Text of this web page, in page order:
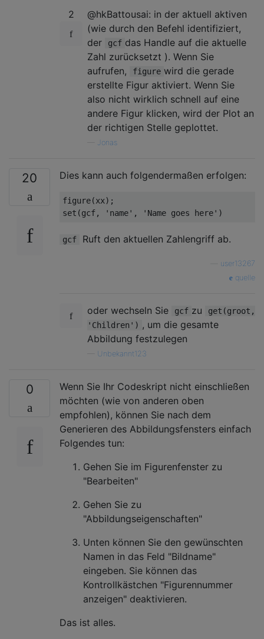
2
@hkBattousai: in der aktuell aktiven
(wie durch den Befehl identifiziert,
der
gcf das Handle auf die aktuelle
Zahl zurücksetzt ). Wenn Sie
aufrufen,
figure wird die gerade
erstellte Figur aktiviert. Wenn Sie
also nicht wirklich schnell auf eine
andere Figur klicken, wird der Plot an
der richtigen Stelle geplottet.
Jonas
20 Dies kann auch folgendermaßen erfolgen:
figure(xx);
set(gcf,
'name' , 'Name goes here'
gcf Ruft den aktuellen Zahlengriff ab.
user13267
quelle
oder wechseln Sie gcf zu
get(groot,
'Children') , um die gesamte
Abbildung festzulegen
Unbekannt123
0
Wenn Sie Ihr Codeskript nicht einschließen
möchten (wie von anderen oben
empfohlen), können Sie nach dem
Generieren des Abbildungsfensters einfach
Folgendes tun:
Gehen Sie im Figurenfenster zu
"Bearbeiten"
Gehen Sie zu
"Abbildungseigenschaften"
Unten können Sie den gewünschten
Namen in das Feld "Bildname"
eingeben. Sie können das
Kontrollkästchen "Figurennummer
anzeigen" deaktivieren.
Das ist alles.